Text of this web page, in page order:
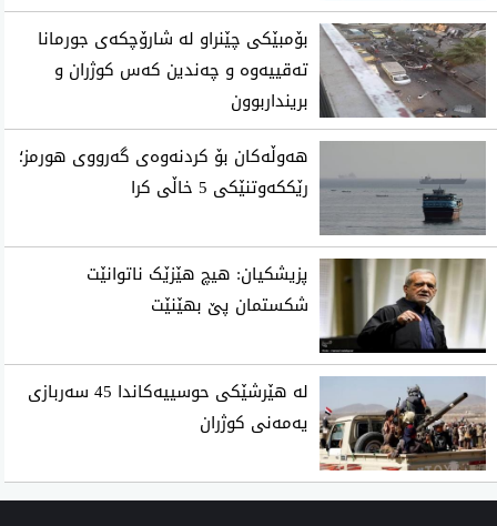
بۆمبێکی چێنراو لە شارۆچکەی جورمانا
تەقییەوە و چەندین کەس کوژران و
برینداربوون
هەوڵەکان بۆ کردنەوەی گەرووی هورمز؛
رێککەوتنێکی 5 خاڵی کرا
پزیشکیان: هیچ هێزێک ناتوانێت
شکستمان پێ بهێنێت
لە هێرشێکی حوسییەکاندا 45 سەربازی
یەمەنی کوژران